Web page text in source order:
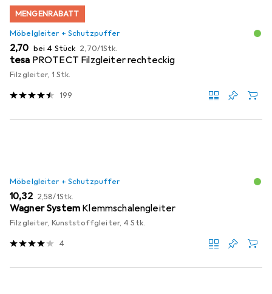
MENGENRABATT
Möbelgleiter + Schutzpuffer
EUR
2,70 bei 4 Stück EUR
2,70/1Stk.
tesa PROTECT Filzgleiter rechteckig
Filzgleiter, 1 Stk.
199
Möbelgleiter + Schutzpuffer
EUR
10,32 EUR
2,58/1Stk.
Wagner System Klemmschalengleiter
Filzgleiter, Kunststoffgleiter, 4 Stk.
4